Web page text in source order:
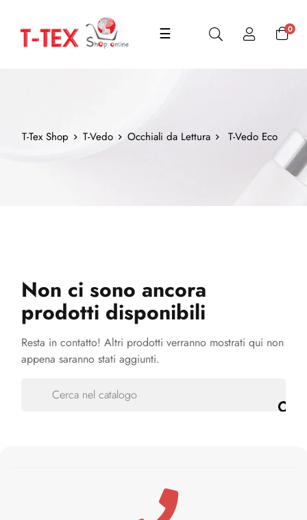
navigazione
☰ 0
T-Tex Shop T-Vedo Occhiali da Lettura T-Vedo Eco
Non ci sono ancora
prodotti disponibili
Resta in contatto! Altri prodotti verranno mostrati qui non
appena saranno stati aggiunti.